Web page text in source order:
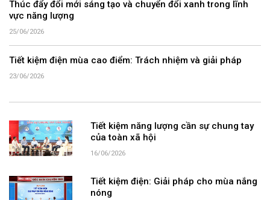
Thúc đẩy đổi mới sáng tạo và chuyển đổi xanh trong lĩnh
vực năng lượng
25/06/2026
Tiết kiệm điện mùa cao điểm: Trách nhiệm và giải pháp
23/06/2026
Tiết kiệm năng lượng cần sự chung tay
của toàn xã hội
16/06/2026
Tiết kiệm điện: Giải pháp cho mùa nắng
nóng